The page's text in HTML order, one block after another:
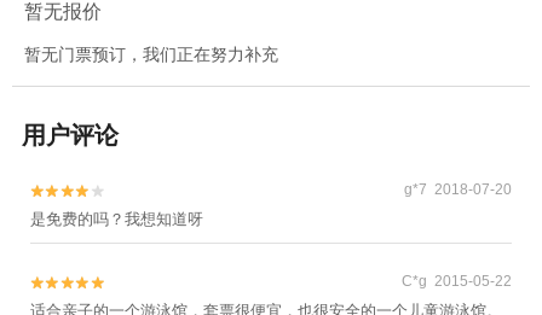
暂无报价
暂无门票预订，我们正在努力补充
用户评论

 g*7 2018-07-20
是免费的吗？我想知道呀

 C*g 2015-05-22
适合亲子的一个游泳馆，套票很便宜，也很安全的一个儿童游泳馆。